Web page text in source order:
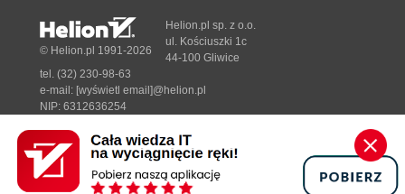
Designed with ♥ byTonik.pl
© Helion.pl 1991-2026
Helion.pl sp. z o.o.
ul. Kościuszki 1c
44-100 Gliwice
tel. (32) 230-98-63
e-mail: [wyświetl email]@helion.pl
NIP: 6312636254